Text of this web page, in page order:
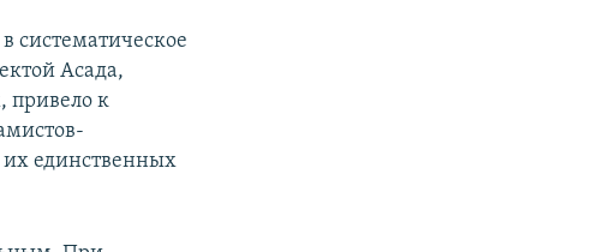
систематическое
Асада,
привело к
их единственных